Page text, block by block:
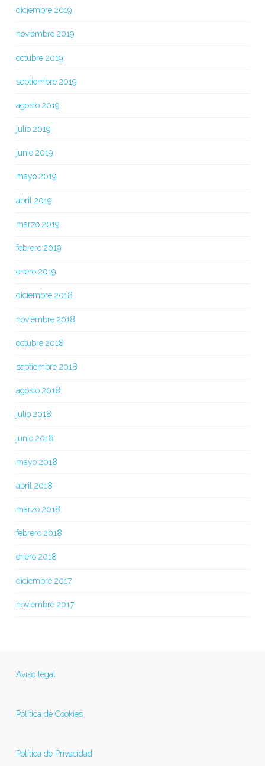
diciembre 2019
noviembre 2019
octubre 2019
septiembre 2019
agosto 2019
julio 2019
junio 2019
mayo 2019
abril 2019
marzo 2019
febrero 2019
enero 2019
diciembre 2018
noviembre 2018
octubre 2018
septiembre 2018
agosto 2018
julio 2018
junio 2018
mayo 2018
abril 2018
marzo 2018
febrero 2018
enero 2018
diciembre 2017
noviembre 2017
Aviso legal
Política de Cookies
Política de Privacidad